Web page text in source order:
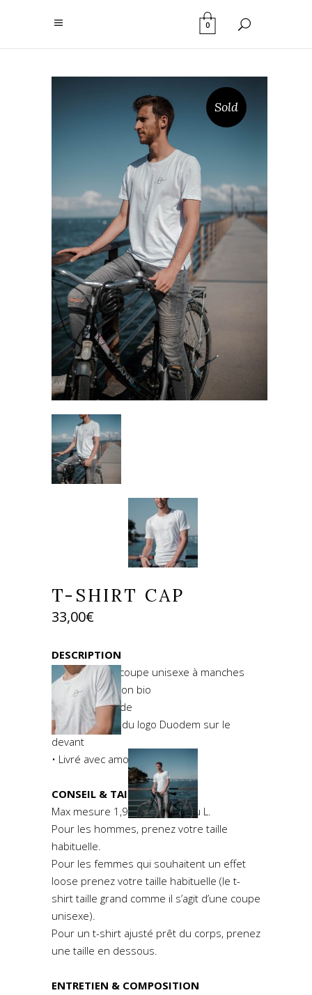
0
Sold
T-SHIRT CAP
33,00€
DESCRIPTION
• T-shirt blanc coupe unisexe à manches
courtes en coton bio
• Encolure ronde
• Imprimé noir du logo Duodem sur le
devant
• Livré avec amour
CONSEIL & TAILLE
Max mesure 1,91m et porte du L.
Pour les hommes, prenez votre taille
habituelle.
Pour les femmes qui souhaitent un effet
loose prenez votre taille habituelle (le t-
shirt taille grand comme il s’agit d’une coupe
unisexe).
Pour un t-shirt ajusté prêt du corps, prenez
une taille en dessous.
ENTRETIEN & COMPOSITION